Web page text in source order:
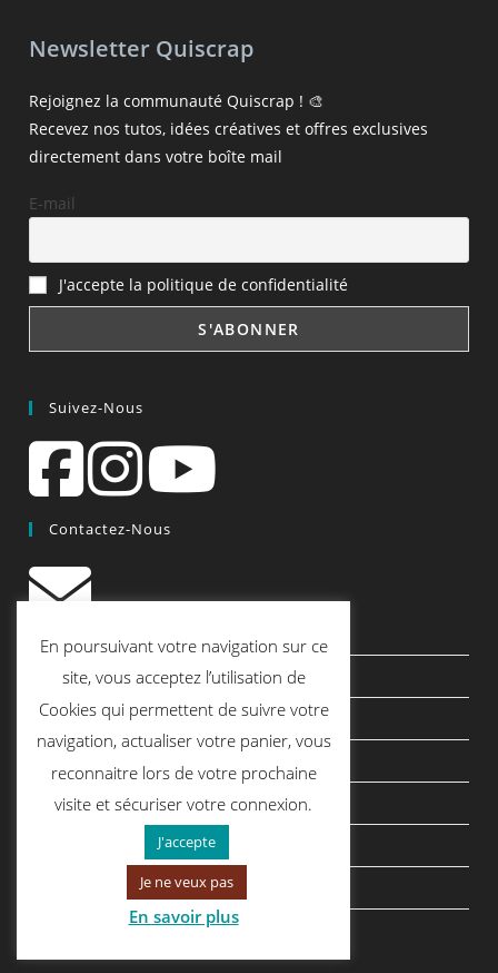
Newsletter Quiscrap
Rejoignez la communauté Quiscrap ! 🎨
Recevez nos tutos, idées créatives et offres exclusives
directement dans votre boîte mail
E-mail
J'accepte la politique de confidentialité
Suivez-Nous
Contactez-Nous
contact@quiscrap.fr
Les Fiches Techniques et les Tutos
Le Blog
Mentions légales
Politique de confidentialité
politique de cookies
En poursuivant votre navigation sur ce
site, vous acceptez l’utilisation de
Cookies qui permettent de suivre votre
navigation, actualiser votre panier, vous
reconnaitre lors de votre prochaine
visite et sécuriser votre connexion.
J'accepte
Je ne veux pas
En savoir plus